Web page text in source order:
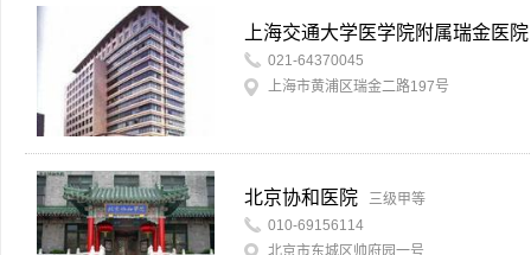
上海交通大学医学院附属瑞金医院
021-64370045
上海市黄浦区瑞金二路197号
北京协和医院
三级甲等
010-69156114